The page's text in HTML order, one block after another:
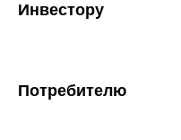
Инвестору
Потребителю